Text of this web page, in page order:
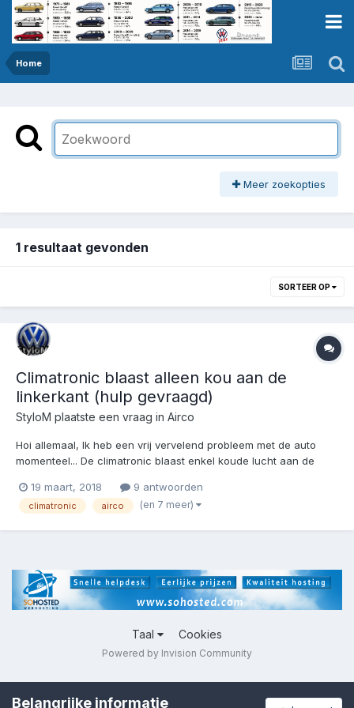
Home
Meer zoekopties
1 resultaat gevonden
SORTEER OP
Climatronic blaast alleen kou aan de
linkerkant (hulp gevraagd)
StyloM plaatste een vraag in Airco
Hoi allemaal, Ik heb een vrij vervelend probleem met de auto
momenteel... De climatronic blaast enkel koude lucht aan de
weer niet zo fijn, op zn zachts gezegd. Ik heb hem uitgelezen en
daar komt er het volgende uit: Adres 08:...
19 maart, 2018 9 antwoorden
climatronic airco (en 7 meer)
Taal Cookies
Powered by Invision Community
Belangrijke informatie